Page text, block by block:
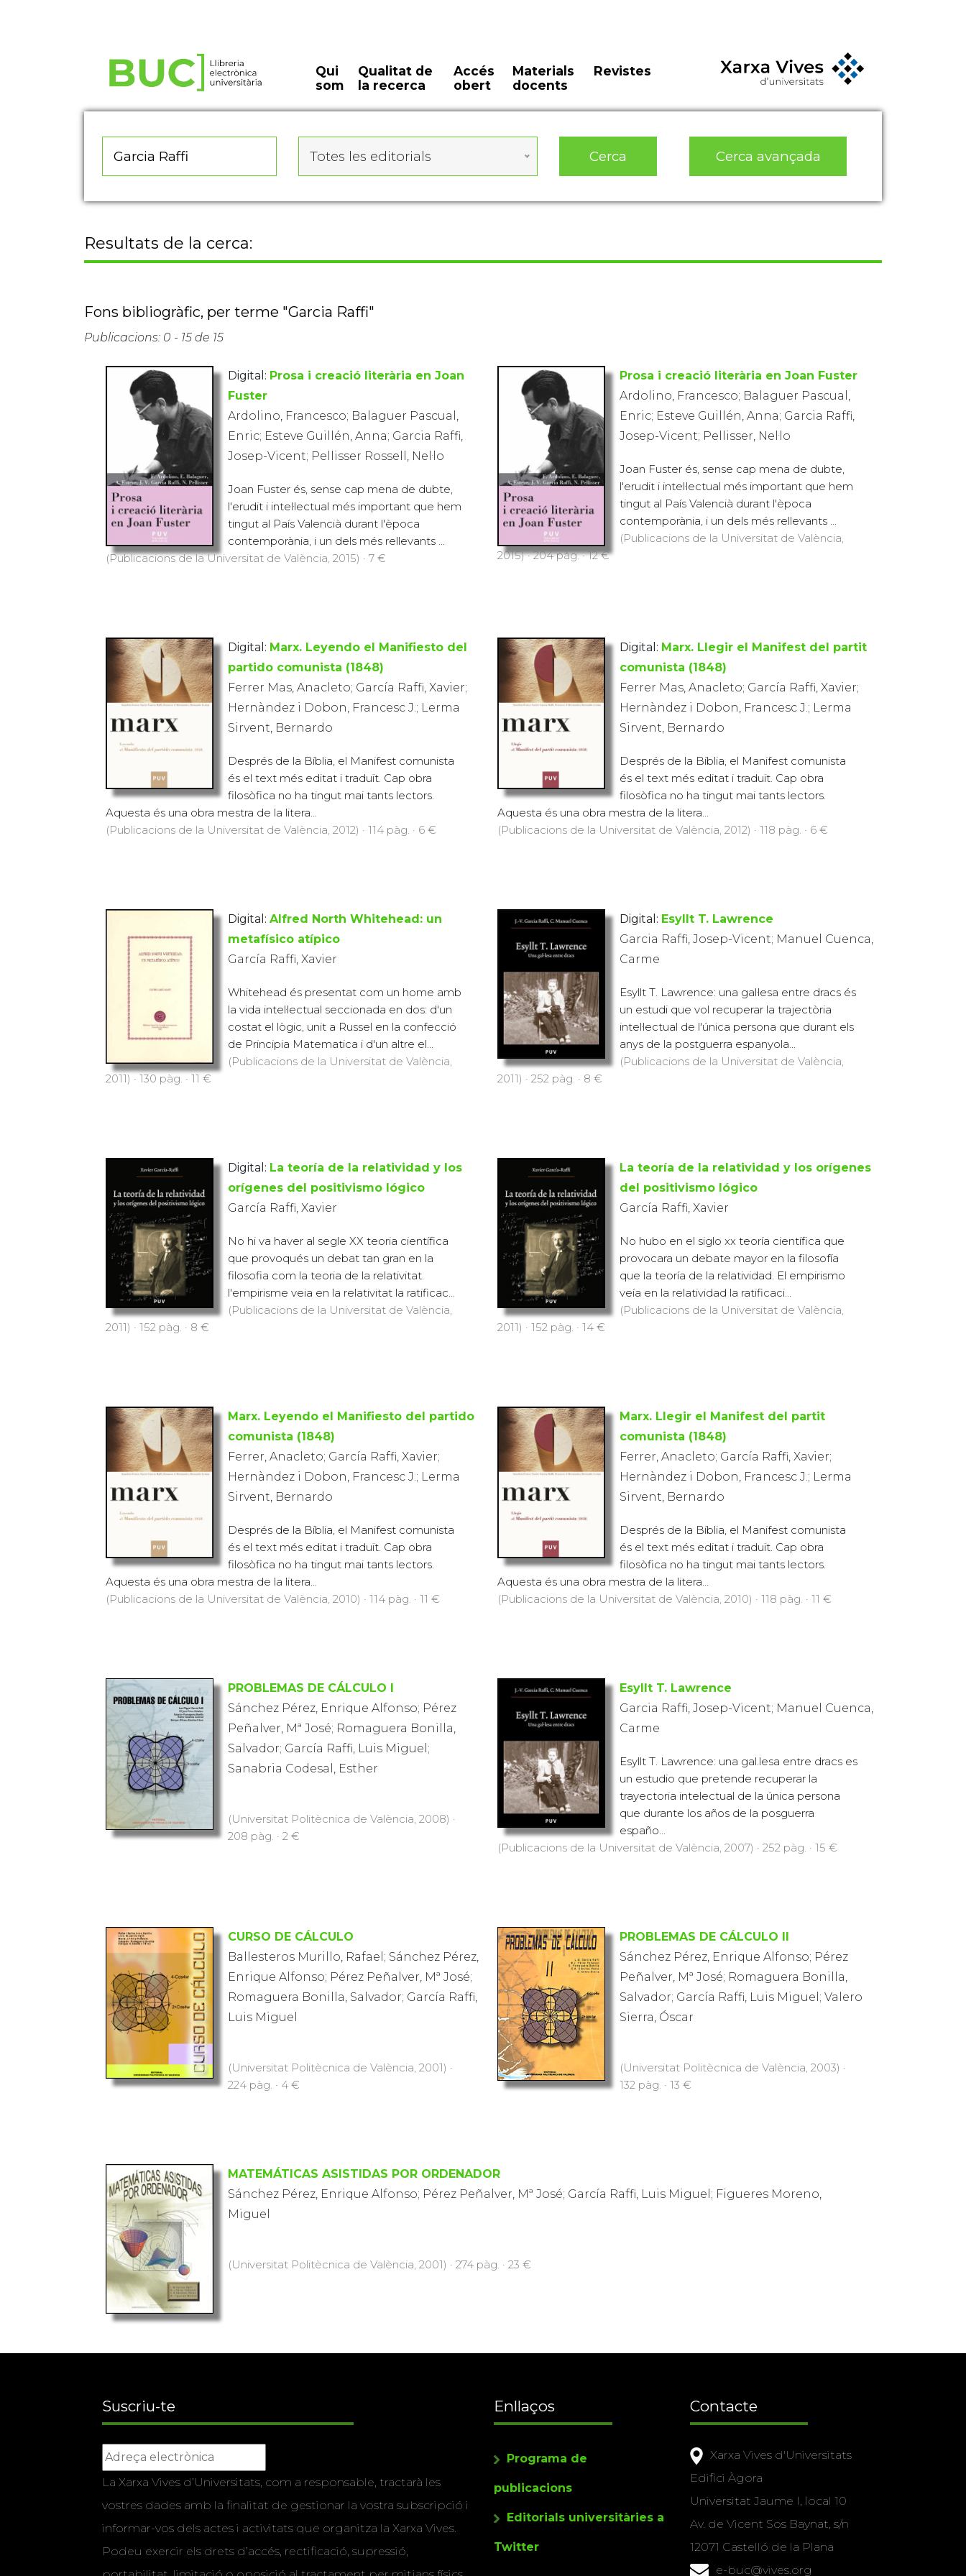
Qui
som
Qualitat de
la recerca
Accés
obert
Materials
docents
Revistes
Totes les editorials Cerca Cerca avançada
Resultats de la cerca:
Fons bibliogràfic, per terme "Garcia Raffi"
Publicacions: 0 - 15 de 15
Digital: Prosa i creació literària en Joan
Fuster
Ardolino, Francesco; Balaguer Pascual,
Enric; Esteve Guillén, Anna; Garcia Raffi,
Josep-Vicent; Pellisser Rossell, Nel·lo
Joan Fuster és, sense cap mena de dubte,
l'erudit i intel·lectual més important que hem
tingut al País Valencià durant l'època
contemporània, i un dels més rellevants ...
(Publicacions de la Universitat de València, 2015) · 7 €
Prosa i creació literària en Joan Fuster
Ardolino, Francesco; Balaguer Pascual,
Enric; Esteve Guillén, Anna; Garcia Raffi,
Josep-Vicent; Pellisser, Nel·lo
Joan Fuster és, sense cap mena de dubte,
l'erudit i intel·lectual més important que hem
tingut al País Valencià durant l'època
contemporània, i un dels més rellevants ...
(Publicacions de la Universitat de València,
2015) · 204 pàg. · 12 €
Digital: Marx. Leyendo el Manifiesto del
partido comunista (1848)
Ferrer Mas, Anacleto; García Raffi, Xavier;
Hernàndez i Dobon, Francesc J.; Lerma
Sirvent, Bernardo
Després de la Bíblia, el Manifest comunista
és el text més editat i traduït. Cap obra
filosòfica no ha tingut mai tants lectors.
Aquesta és una obra mestra de la litera...
(Publicacions de la Universitat de València, 2012) · 114 pàg. · 6 €
Digital: Marx. Llegir el Manifest del partit
comunista (1848)
Ferrer Mas, Anacleto; García Raffi, Xavier;
Hernàndez i Dobon, Francesc J.; Lerma
Sirvent, Bernardo
Després de la Bíblia, el Manifest comunista
és el text més editat i traduït. Cap obra
filosòfica no ha tingut mai tants lectors.
Aquesta és una obra mestra de la litera...
(Publicacions de la Universitat de València, 2012) · 118 pàg. · 6 €
Digital: Alfred North Whitehead: un
metafísico atípico
García Raffi, Xavier
Whitehead és presentat com un home amb
la vida intel·lectual seccionada en dos: d'un
costat el lògic, unit a Russel en la confecció
de Principia Matematica i d'un altre el...
(Publicacions de la Universitat de València,
2011) · 130 pàg. · 11 €
Digital: Esyllt T. Lawrence
Garcia Raffi, Josep-Vicent; Manuel Cuenca,
Carme
Esyllt T. Lawrence: una gal·lesa entre dracs és
un estudi que vol recuperar la trajectòria
intel·lectual de l'única persona que durant els
anys de la postguerra espanyola...
(Publicacions de la Universitat de València,
2011) · 252 pàg. · 8 €
Digital: La teoría de la relatividad y los
orígenes del positivismo lógico
García Raffi, Xavier
No hi va haver al segle XX teoria científica
que provoqués un debat tan gran en la
filosofia com la teoria de la relativitat.
l'empirisme veia en la relativitat la ratificac...
(Publicacions de la Universitat de València,
2011) · 152 pàg. · 8 €
La teoría de la relatividad y los orígenes
del positivismo lógico
García Raffi, Xavier
No hubo en el siglo xx teoría científica que
provocara un debate mayor en la filosofía
que la teoría de la relatividad. El empirismo
veía en la relatividad la ratificaci...
(Publicacions de la Universitat de València,
2011) · 152 pàg. · 14 €
Marx. Leyendo el Manifiesto del partido
comunista (1848)
Ferrer, Anacleto; García Raffi, Xavier;
Hernàndez i Dobon, Francesc J.; Lerma
Sirvent, Bernardo
Després de la Bíblia, el Manifest comunista
és el text més editat i traduït. Cap obra
filosòfica no ha tingut mai tants lectors.
Aquesta és una obra mestra de la litera...
(Publicacions de la Universitat de València, 2010) · 114 pàg. · 11 €
Marx. Llegir el Manifest del partit
comunista (1848)
Ferrer, Anacleto; García Raffi, Xavier;
Hernàndez i Dobon, Francesc J.; Lerma
Sirvent, Bernardo
Després de la Bíblia, el Manifest comunista
és el text més editat i traduït. Cap obra
filosòfica no ha tingut mai tants lectors.
Aquesta és una obra mestra de la litera...
(Publicacions de la Universitat de València, 2010) · 118 pàg. · 11 €
PROBLEMAS DE CÁLCULO I
Sánchez Pérez, Enrique Alfonso; Pérez
Peñalver, Mª José; Romaguera Bonilla,
Salvador; García Raffi, Luis Miguel;
Sanabria Codesal, Esther
(Universitat Politècnica de València, 2008) ·
208 pàg. · 2 €
Esyllt T. Lawrence
Garcia Raffi, Josep-Vicent; Manuel Cuenca,
Carme
Esyllt T. Lawrence: una gal.lesa entre dracs es
un estudio que pretende recuperar la
trayectoria intelectual de la única persona
que durante los años de la posguerra
españo...
(Publicacions de la Universitat de València, 2007) · 252 pàg. · 15 €
CURSO DE CÁLCULO
Ballesteros Murillo, Rafael; Sánchez Pérez,
Enrique Alfonso; Pérez Peñalver, Mª José;
Romaguera Bonilla, Salvador; García Raffi,
Luis Miguel
(Universitat Politècnica de València, 2001) ·
224 pàg. · 4 €
PROBLEMAS DE CÁLCULO II
Sánchez Pérez, Enrique Alfonso; Pérez
Peñalver, Mª José; Romaguera Bonilla,
Salvador; García Raffi, Luis Miguel; Valero
Sierra, Óscar
(Universitat Politècnica de València, 2003) ·
132 pàg. · 13 €
MATEMÁTICAS ASISTIDAS POR ORDENADOR
Sánchez Pérez, Enrique Alfonso; Pérez Peñalver, Mª José; García Raffi, Luis Miguel; Figueres Moreno,
Miguel
(Universitat Politècnica de València, 2001) · 274 pàg. · 23 €
Suscriu-te
La Xarxa Vives d’Universitats, com a responsable, tractarà les
vostres dades amb la finalitat de gestionar la vostra subscripció i
informar-vos dels actes i activitats que organitza la Xarxa Vives.
Podeu exercir els drets d’accés, rectificació, supressió,
Enllaços
Programa de
publicacions
Editorials universitàries a
Twitter
Contacte
Xarxa Vives d'Universitats
Edifici Àgora
Universitat Jaume I, local 10
Av. de Vicent Sos Baynat, s/n
12071 Castelló de la Plana
e-buc@vives.org